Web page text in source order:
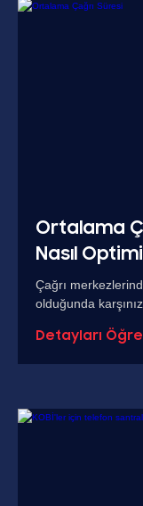
Ortalama
Nasıl
Çağrı
olduğunda
Detayları